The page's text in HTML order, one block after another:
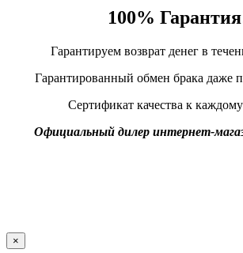
100%
Гарантируем возврат денег в
Гарантированный обмен брака даже
Сертификат качества к
Официальный дилер интернет-
×